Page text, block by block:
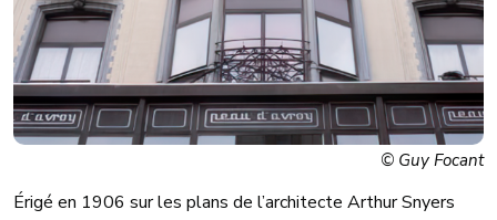
© Guy Focant
Érigé en 1906 sur les plans de l’architecte Arthur Snyers